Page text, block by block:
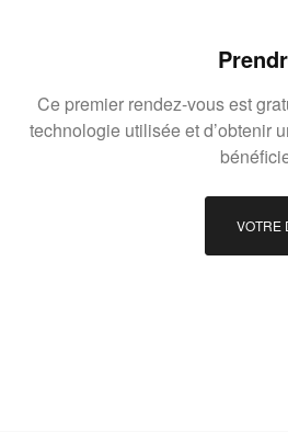
Ce premier rendez-vous est
technologie utilisée et d’obtenir
VOTRE